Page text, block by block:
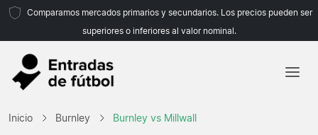
Comparamos mercados primarios y secundarios. Los precios pueden ser
superiores o inferiores al valor nominal.
Inicio Burnley Burnley vs Millwall